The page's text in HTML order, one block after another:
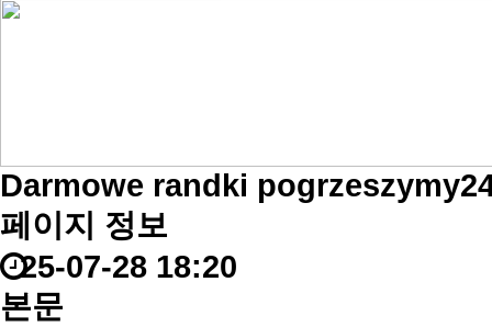
Darmowe randki
페이지 정보
25-07-28 18:20
본문